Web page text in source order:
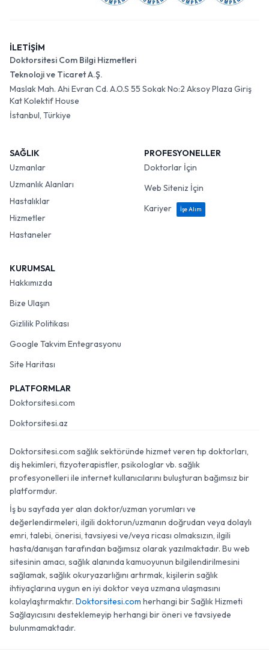
İLETİŞİM
Doktorsitesi Com Bilgi Hizmetleri
Teknoloji ve Ticaret A.Ş.
Maslak Mah. Ahi Evran Cd. A.O.S 55 Sokak No:2 Aksoy Plaza Giriş
Kat Kolektif House
İstanbul, Türkiye
SAĞLIK
Uzmanlar
Uzmanlık Alanları
Hastalıklar
Hizmetler
Hastaneler
PROFESYONELLER
Doktorlar İçin
Web Siteniz İçin
Kariyer
İşe Alım
KURUMSAL
Hakkımızda
Bize Ulaşın
Gizlilik Politikası
Google Takvim Entegrasyonu
Site Haritası
PLATFORMLAR
Doktorsitesi.com
Doktorsitesi.az
Doktorsitesi.com sağlık sektöründe hizmet veren tıp doktorları,
diş hekimleri, fizyoterapistler, psikologlar vb. sağlık
profesyonelleri ile internet kullanıcılarını buluşturan bağımsız bir
platformdur.
İş bu sayfada yer alan doktor/uzman yorumları ve
değerlendirmeleri, ilgili doktorun/uzmanın doğrudan veya dolaylı
emri, talebi, önerisi, tavsiyesi ve/veya ricası olmaksızın, ilgili
hasta/danışan tarafından bağımsız olarak yazılmaktadır. Bu web
sitesinin amacı, sağlık alanında kamuoyunun bilgilendirilmesini
sağlamak, sağlık okuryazarlığını artırmak, kişilerin sağlık
ihtiyaçlarına uygun en iyi doktor veya uzmana ulaşmasını
kolaylaştırmaktır. Doktorsitesi.com herhangi bir Sağlık Hizmeti
Sağlayıcısını desteklemeyip herhangi bir öneri ve tavsiyede
bulunmamaktadır.